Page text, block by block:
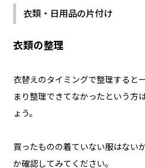
衣類・日用品の片付け
衣類の整理
衣替えのタイミングで整理すると
まり整理できてなかったという方
ょう。
買ったものの着ていない服はない
か確認してみてください。